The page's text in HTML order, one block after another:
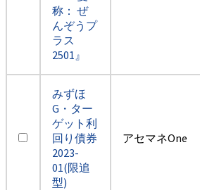
称： ぜ
んぞうプ
ラス
2501』
みずほ
G・ター
ゲット利
回り債券
2023-
01(限追
型)
アセマネOne